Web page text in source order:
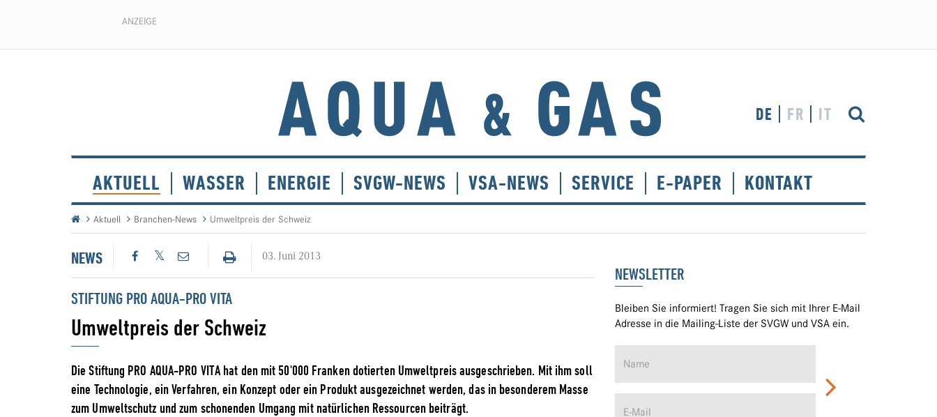
ANZEIGE
DE FR IT
AKTUELL WASSER ENERGIE SVGW-NEWS VSA-NEWS SERVICE E-PAPER KONTAKT
Aktuell Branchen-News Umweltpreis der Schweiz
NEWS 03. Juni 2013
STIFTUNG PRO AQUA-PRO VITA
Umweltpreis der Schweiz
Die Stiftung PRO AQUA-PRO VITA hat den mit 50'000 Franken dotierten Umweltpreis ausgeschrieben. Mit ihm soll
eine Technologie, ein Verfahren, ein Konzept oder ein Produkt ausgezeichnet werden, das in besonderem Masse
zum Umweltschutz und zum schonenden Umgang mit natürlichen Ressourcen beiträgt.
NEWSLETTER
Bleiben Sie informiert! Tragen Sie sich mit Ihrer E-Mail
Adresse in die Mailing-Liste der SVGW und VSA ein.